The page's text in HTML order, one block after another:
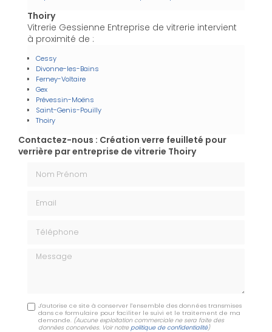
Thoiry
Vitrerie Gessienne Entreprise de vitrerie intervient
à proximité de :
Cessy
Divonne-les-Bains
Ferney-Voltaire
Gex
Prévessin-Moëns
Saint-Genis-Pouilly
Thoiry
Contactez-nous : Création verre feuilleté pour
verrière par entreprise de vitrerie Thoiry
Message
J'autorise ce site à conserver l'ensemble des données transmises
dans ce formulaire pour faciliter le suivi et le traitement de ma
demande. (Aucune exploitation commerciale ne sera faite des
données concervées. Voir notrepolitique de confidentialité)